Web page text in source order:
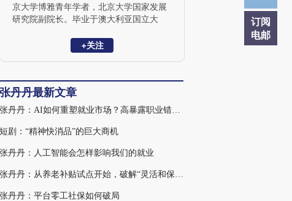
订阅
电邮
京大学博雅青年学者，北京大学国家发展
研究院副院长。毕业于澳大利亚国立大
济学和实验经济学，研究兴趣包括中国城
防控的健康收益与成本。其学术成果已发
表在Economic Journal, Nature:Human
Behaviour, Review of Income and wealth,
内外顶级期刊，并主持多项国家自然科学
目。
+关注
张丹丹最新文章
张丹丹：AI如何重塑就业市场？高暴露职业错配趋缓
短剧：“精神快消品”的巨大商机
张丹丹：人工智能会怎样影响我们的就业
张丹丹：从养老补贴试点开始，破解“灵活和保障”两难问题
张丹丹：平台零工社保如何破局